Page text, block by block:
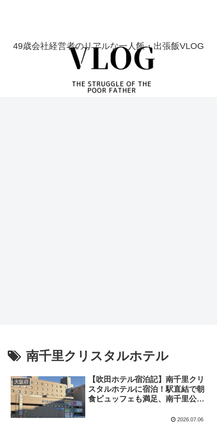
49歳会社経営者のリアルな一人飯・出張飯VLOG
南千里クリスタルホテル
大阪府
【吹田ホテル宿泊記】南千里クリ
スタルホテルに宿泊！駅直結で朝
食ビュッフェも満足、南千里公園
2026.07.06